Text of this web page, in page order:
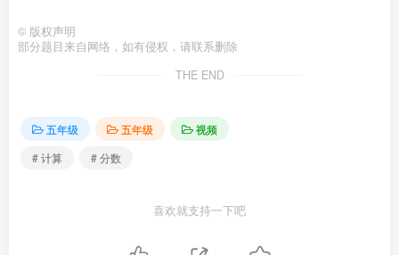
© 版权声明
部分题目来自网络，如有侵权，请联系删除
THE END
五年级 五年级
视频
# 计算
# 分数
喜欢就支持一下吧